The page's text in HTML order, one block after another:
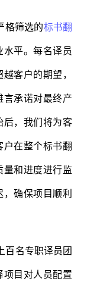
筛选的标书翻
平。每名译员
客户的期望，
承诺对最终产
后，我们将为客
户在整个标书翻
量和进度进行监
确保项目顺利
名专职译员团
目对人员配置